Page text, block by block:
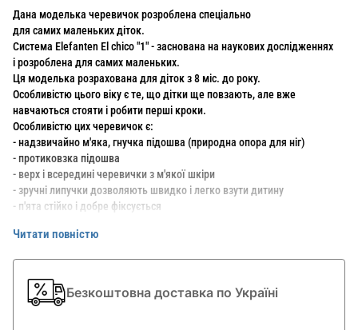
Дана моделька черевичок розроблена спеціально
для самих маленьких діток.
Система Elefanten El chico "1" - заснована на наукових дослідженнях
і розроблена для самих маленьких.
Ця моделька розрахована для діток з 8 міс. до року.
Особливістю цього віку є те, що дітки ще повзають, але вже
навчаються стояти і робити перші кроки.
Особливістю цих черевичок є:
- надзвичайно м'яка, гнучка підошва (природна опора для ніг)
- протиковзка підошва
- верх і всередині черевички з м'якої шкіри
- зручні липучки дозволяють швидко і легко взути дитину
- п'ята стійко і добре фіксується
- спереду і ззаду - захист від подряпин
- повнота М (середня і широка)
- сезон весна-літо
Читати повністю
Безкоштовна доставка по Україні